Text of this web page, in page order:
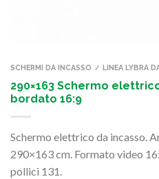
SCHERMI DA INCASSO / LINEA LYBRA
290×163 Schermo
bordato 16:9
Schermo elettrico da incasso.
290×163 cm. Formato video
pollici 131.